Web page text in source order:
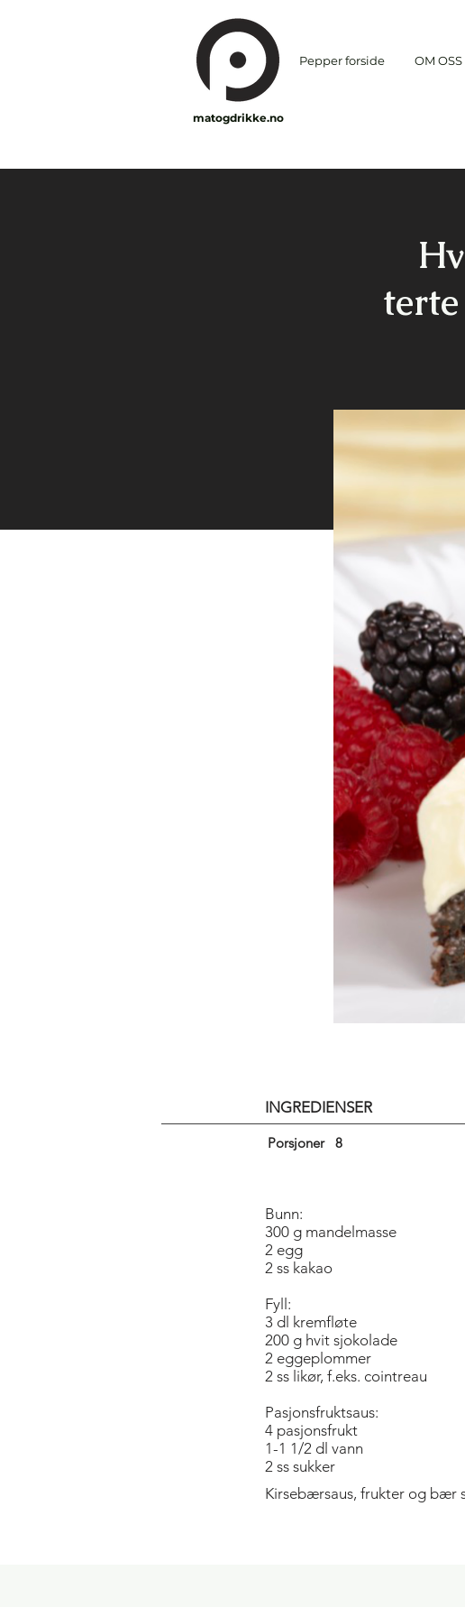
Pepper forside OM OSS
matogdrikke.no
INGREDIENSER
Porsjoner 8
Bunn:
300 g mandelmasse
2 egg
2 ss kakao
Fyll:
3 dl kremfløte
200 g hvit sjokolade
2 eggeplommer
2 ss likør, f.eks. cointreau
Pasjonsfruktsaus:
4 pasjonsfrukt
1-1 1/2 dl vann
2 ss sukker
Kirsebærsaus, frukter og bær